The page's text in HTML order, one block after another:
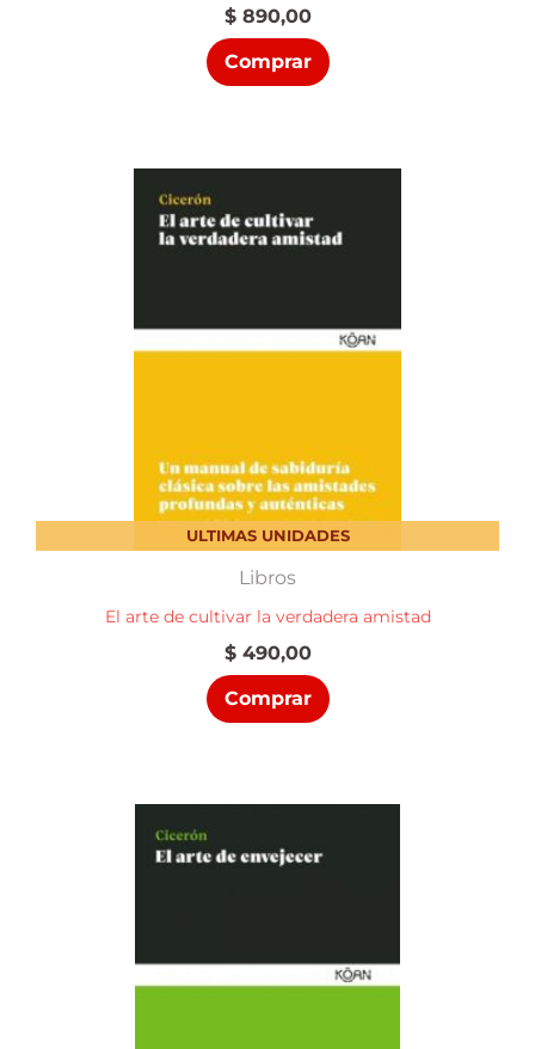
$890,00
Comprar
ULTIMAS UNIDADES
Libros
El arte de cultivar la verdadera amistad
$490,00
Comprar